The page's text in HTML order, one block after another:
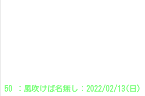
50 ：風吹けば名無し：2022/02/13(日)